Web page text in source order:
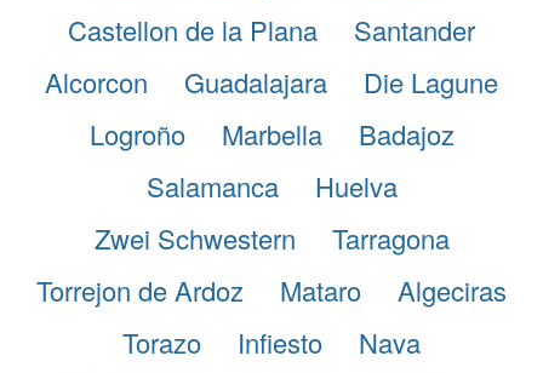
Castellon de la Plana
Santander
Alcorcon
Guadalajara
Die Lagune
Logroño
Marbella
Badajoz
Salamanca
Huelva
Zwei Schwestern
Tarragona
Torrejon de Ardoz
Mataro
Algeciras
Torazo
Infiesto
Nava